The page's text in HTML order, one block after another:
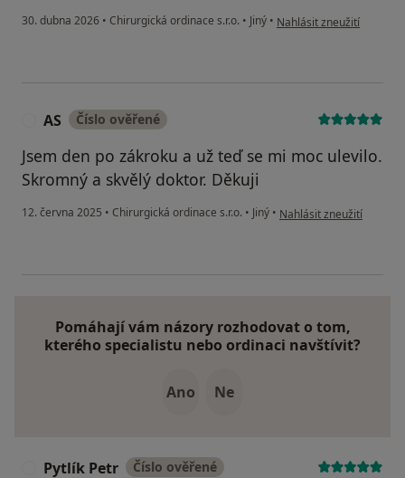
30. dubna 2026 • Chirurgická ordinace s.r.o. • Jiný • podle názoru uživatele
Nahlásit zneužití
AS Číslo ověřené
Jsem den po zákroku a už teď se mi moc ulevilo.
Skromný a skvělý doktor. Děkuji
12. června 2025 • Chirurgická ordinace s.r.o. • Jiný • podle názoru uživatele
Nahlásit zneužití
Pomáhají vám názory rozhodovat o tom,
kterého specialistu nebo ordinaci navštívit?
Ano Ne
Pytlík Petr Číslo ověřené